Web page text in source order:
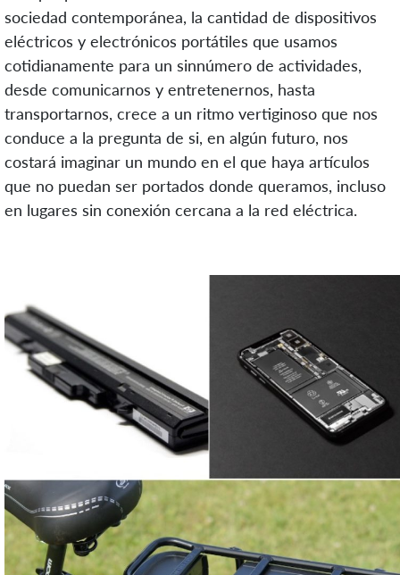
sociedad contemporánea, la cantidad de dispositivos
eléctricos y electrónicos portátiles que usamos
cotidianamente para un sinnúmero de actividades,
desde comunicarnos y entretenernos, hasta
transportarnos, crece a un ritmo vertiginoso que nos
conduce a la pregunta de si, en algún futuro, nos
costará imaginar un mundo en el que haya artículos
que no puedan ser portados donde queramos, incluso
en lugares sin conexión cercana a la red eléctrica.